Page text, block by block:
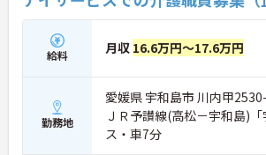
給料 月収 16.6万円～17.6万円
勤務地
愛媛県 宇和島市 川内甲
ＪＲ予讃線(高松－宇和島)
ス・車7分